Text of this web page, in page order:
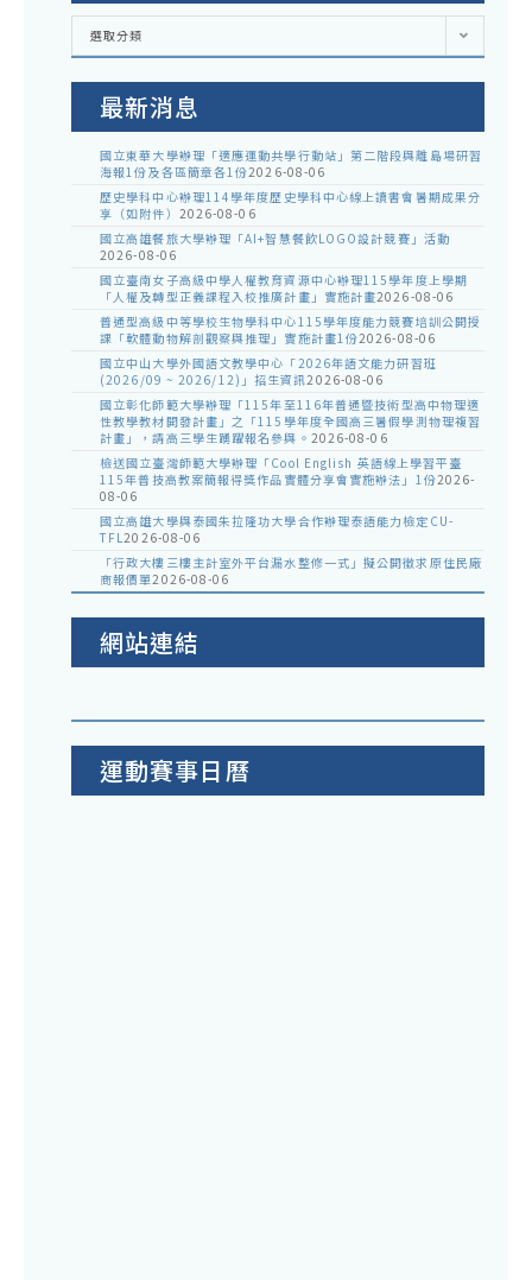
各
室
告
選取分類
最新消息
國立東華大學辦理「適應運動共學行動站」第二階段與離島場研習
海報1份及各區簡章各1份2026-08-06
歷史學科中心辦理114學年度歷史學科中心線上讀書會暑期成果分
享（如附件） 2026-08-06
國立高雄餐旅大學辦理「AI+智慧餐飲LOGO設計競賽」活動
2026-08-06
國立臺南女子高級中學人權教育資源中心辦理115學年度上學期
「人權及轉型正義課程入校推廣計畫」實施計畫2026-08-06
普通型高級中等學校生物學科中心115學年度能力競賽培訓公開授
課「軟體動物解剖觀察與推理」實施計畫1份2026-08-06
國立中山大學外國語文教學中心「2026年語文能力研習班
(2026/09 ~ 2026/12)」招生資訊2026-08-06
國立彰化師範大學辦理「115年至116年普通暨技術型高中物理適
性教學教材開發計畫」之「115學年度全國高三暑假學測物理複習
計畫」，請高三學生踴躍報名參與。 2026-08-06
檢送國立臺灣師範大學辦理「Cool English 英語線上學習平臺
115年普技高教案簡報得獎作品實體分享會實施辦法」1份2026-
08-06
國立高雄大學與泰國朱拉隆功大學合作辦理泰語能力檢定CU-
TFL2026-08-06
「行政大樓三樓主計室外平台漏水整修一式」擬公開徵求原住民廠
商報價單2026-08-06
網站連結
運動賽事日曆